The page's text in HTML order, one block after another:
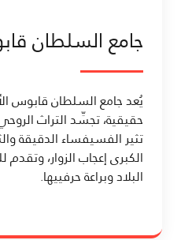
جامع السلطان
يُعد جامع السلطان قابوس
حقيقية، تجسِّد التراث
تثير الفسيفساء الدقيقة
الكبرى إعجاب الزوار،
البلاد وبراعة حرفييها.